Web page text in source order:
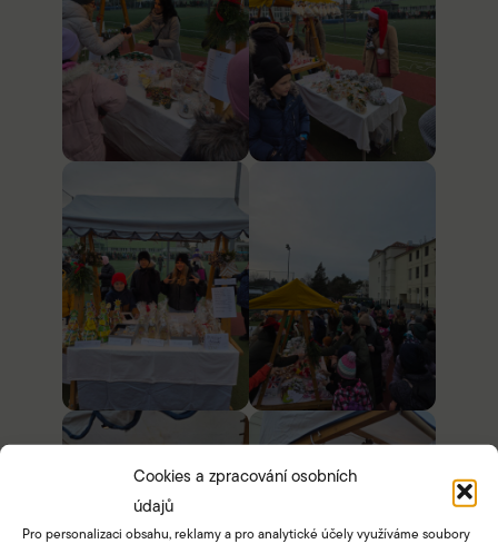
Cookies a zpracování osobních
údajů
Pro personalizaci obsahu, reklamy a pro analytické účely využíváme soubory